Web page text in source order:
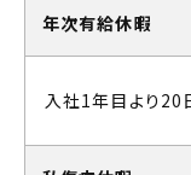
年次有給休暇
入社1年目より20